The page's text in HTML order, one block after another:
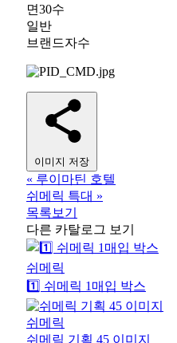
면30수
일반
브랜드자수
이미지 저장
« 루이마틴 호텔
쉬메릭 특대 »
목록보기
다른 카탈로그 보기
쉬메릭
1️⃣ 쉬메릭 1매입 박스
쉬메릭
쉬메릭 기획 45 이미지